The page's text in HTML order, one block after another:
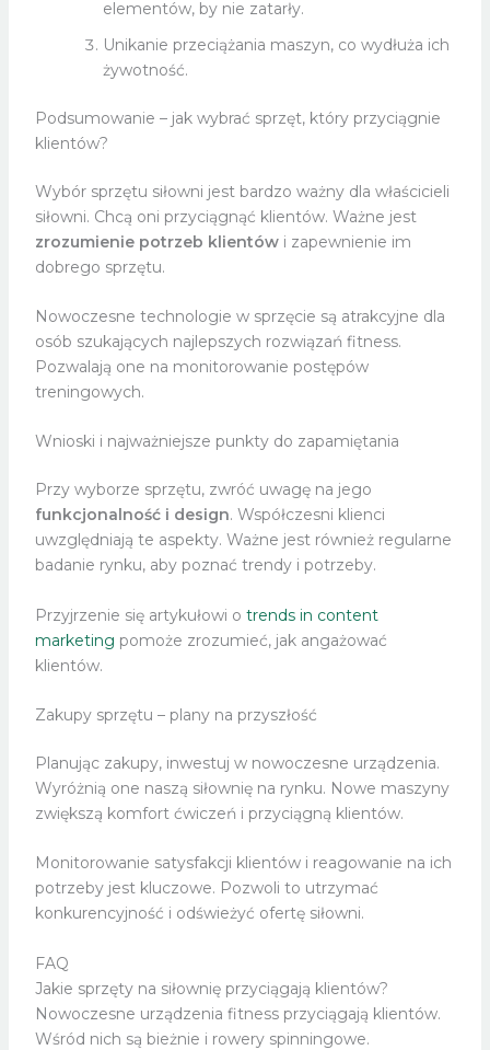
elementów, by nie zatarły.
Unikanie przeciążania maszyn, co wydłuża ich
żywotność.
Podsumowanie – jak wybrać sprzęt, który przyciągnie
klientów?
Wybór sprzętu siłowni jest bardzo ważny dla właścicieli
siłowni. Chcą oni przyciągnąć klientów. Ważne jest
zrozumienie potrzeb klientówi zapewnienie im
dobrego sprzętu.
Nowoczesne technologie w sprzęcie są atrakcyjne dla
osób szukających najlepszych rozwiązań fitness.
Pozwalają one na monitorowanie postępów
treningowych.
Wnioski i najważniejsze punkty do zapamiętania
Przy wyborze sprzętu, zwróć uwagę na jego
funkcjonalność i design. Współczesni klienci
uwzględniają te aspekty. Ważne jest również regularne
badanie rynku, aby poznać trendy i potrzeby.
Przyjrzenie się artykułowi o trends in content
marketing pomoże zrozumieć, jak angażować
klientów.
Zakupy sprzętu – plany na przyszłość
Planując zakupy, inwestuj w nowoczesne urządzenia.
Wyróżnią one naszą siłownię na rynku. Nowe maszyny
zwiększą komfort ćwiczeń i przyciągną klientów.
Monitorowanie satysfakcji klientów i reagowanie na ich
potrzeby jest kluczowe. Pozwoli to utrzymać
konkurencyjność i odświeżyć ofertę siłowni.
FAQ
Jakie sprzęty na siłownię przyciągają klientów?
Nowoczesne urządzenia fitness przyciągają klientów.
Wśród nich są bieżnie i rowery spinningowe.